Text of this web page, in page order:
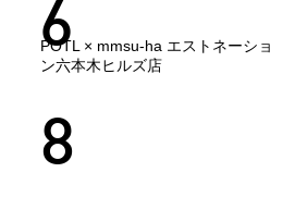
POTL × mmsu-ha エストネーショ
ン六本木ヒルズ店
6
8